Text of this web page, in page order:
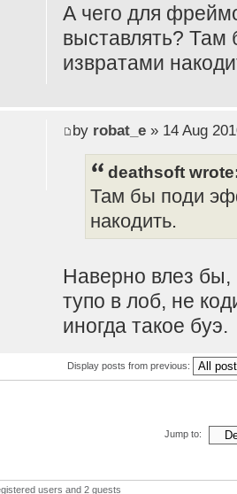
А чего для
выставлять? Там
извратами
by robat_e» 14 Aug
deathsoft
Там бы поди
накодить.
Наверно влез бы,
тупо в лоб, не
иногда такое буэ.
Display posts from previous:
Jump to:
users and 2 guests